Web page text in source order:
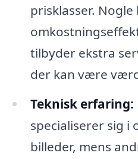
prisklasser.
tilbyder ekstra
der kan være
Teknisk erfaring:
specialiserer sig
billeder, mens